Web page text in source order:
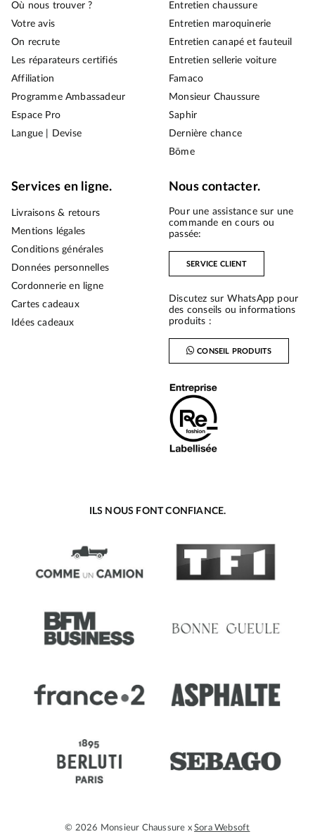
Où nous trouver ?
Votre avis
On recrute
Les réparateurs certifiés
Affiliation
Programme Ambassadeur
Espace Pro
Langue | Devise
Entretien chaussure
Entretien maroquinerie
Entretien canapé et fauteuil
Entretien sellerie voiture
Famaco
Monsieur Chaussure
Saphir
Dernière chance
Bōme
Services en ligne.
Livraisons & retours
Mentions légales
Conditions générales
Données personnelles
Cordonnerie en ligne
Cartes cadeaux
Idées cadeaux
Nous contacter.
Pour une assistance sur une
commande en cours ou
passée:
SERVICE CLIENT
Discutez sur WhatsApp pour
des conseils ou informations
produits :
CONSEIL PRODUITS
ILS NOUS FONT CONFIANCE.
© 2026 Monsieur Chaussure xSora Websoft